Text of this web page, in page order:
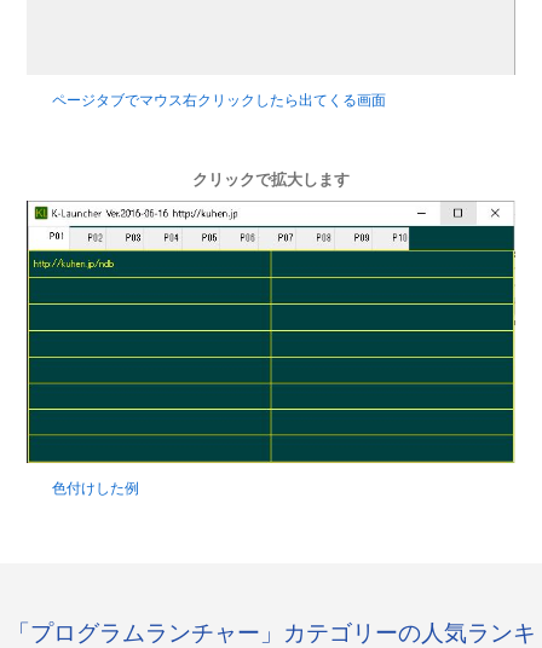
ページタブでマウス右クリックしたら出てくる画面
クリックで拡大します
色付けした例
「プログラムランチャー」カテゴリーの人気ランキ